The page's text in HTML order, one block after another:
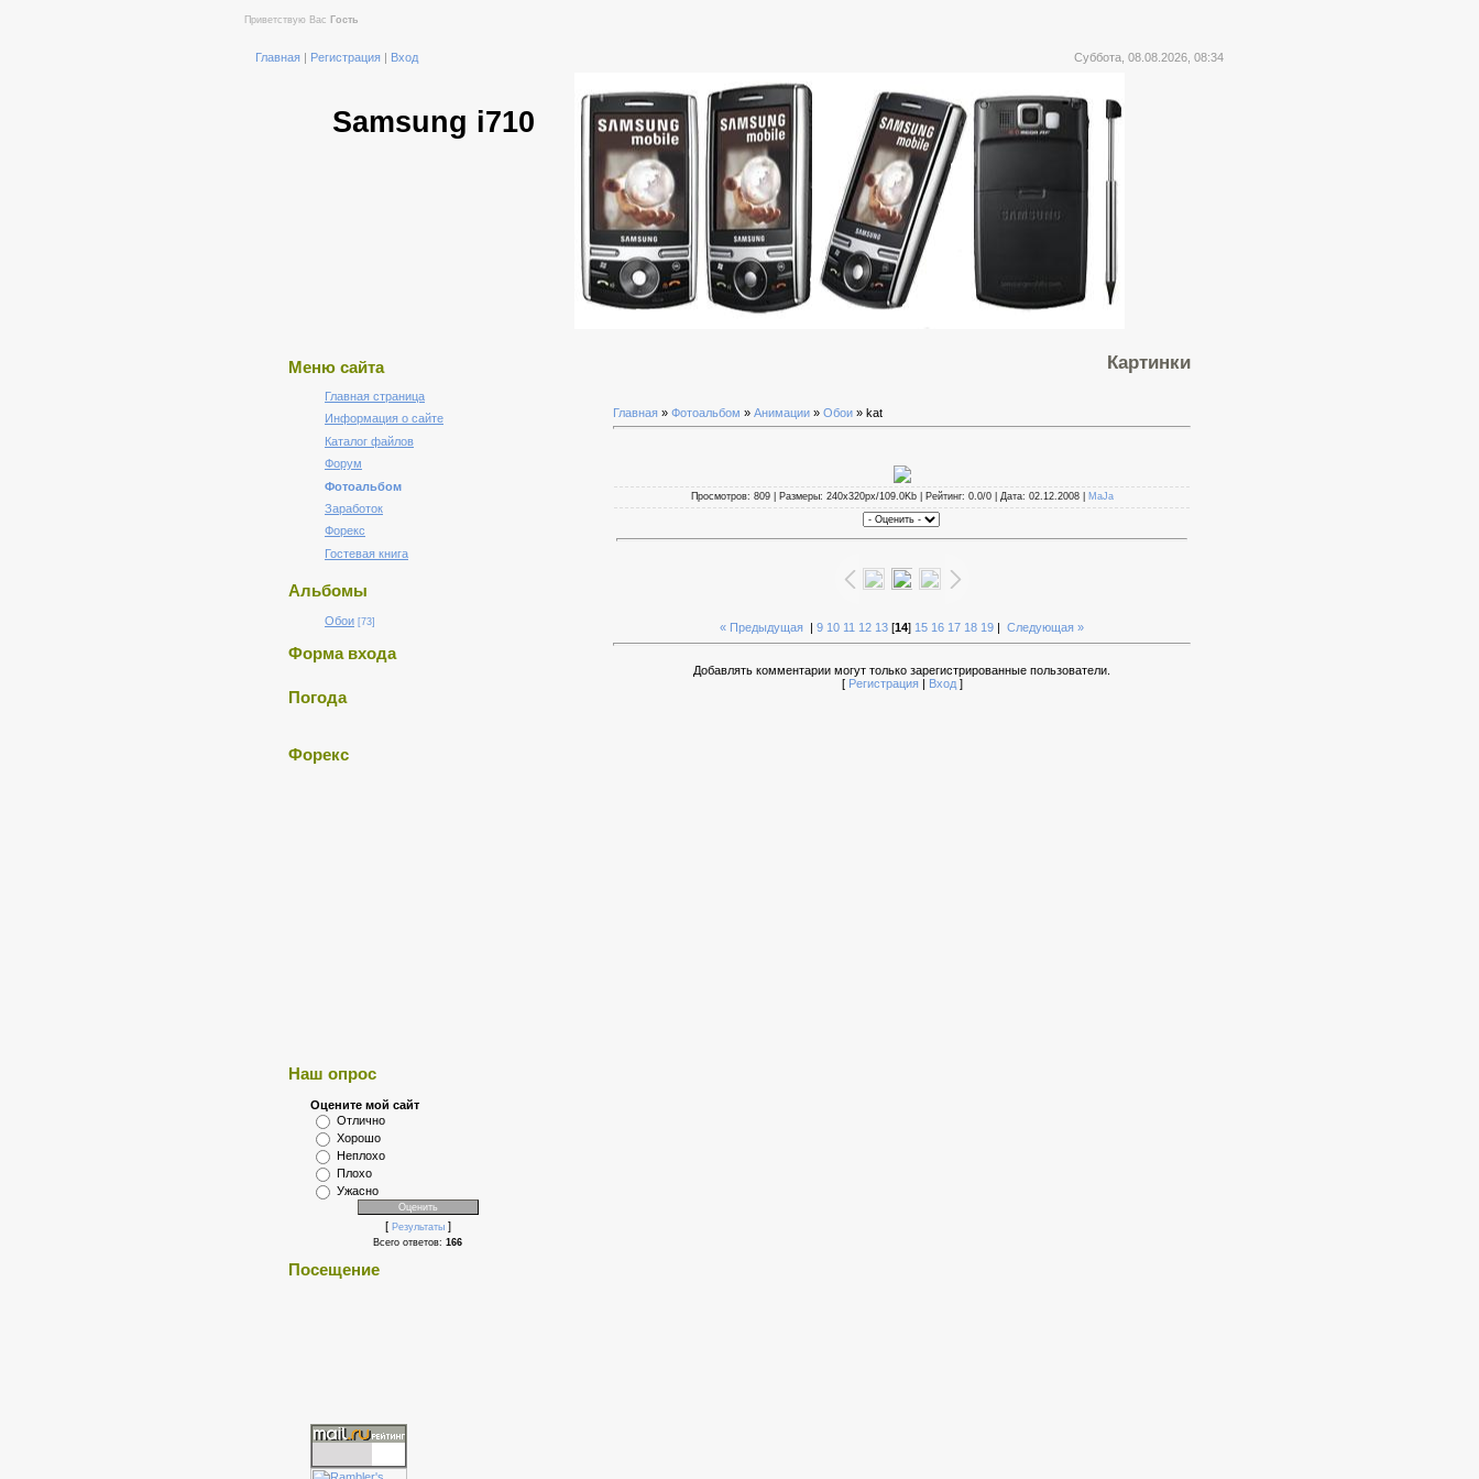
Приветствую Вас Гость
Главная | Регистрация | Вход Суббота, 08.08.2026, 08:34
Samsung i710
Меню сайта
Главная страница
Информация о сайте
Каталог файлов
Форум
Фотоальбом
Заработок
Форекс
Гостевая книга
Альбомы
Обои [73]
Форма входа
Погода
Форекс
Наш опрос
Оцените мой сайт
Отлично
Хорошо
Неплохо
Плохо
Ужасно
[ Результаты]
Всего ответов: 166
Посещение
Картинки
Главная » Фотоальбом » Анимации » Обои » kat
Просмотров: 809 | Размеры: 240x320px/109.0Kb | Рейтинг: 0.0/0 | Дата: 02.12.2008 | MaJa
« Предыдущая | 9 10 11 12 13 [14] 15 16 17 18 19 | Следующая »
Добавлять комментарии могут только зарегистрированные пользователи.
[ Регистрация| Вход]